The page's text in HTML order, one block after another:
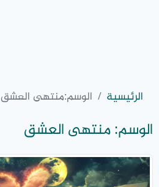
الرئيسية الوسم:منتهى العشق
الوسم:منتهى العشق